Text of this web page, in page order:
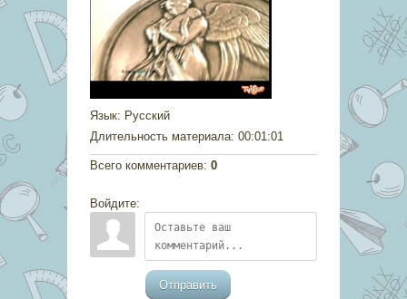
Язык: Русский
Длительность материала: 00:01:01
Всего комментариев: 0
Войдите:
Отправить